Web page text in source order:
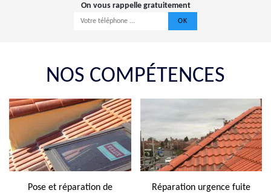
On vous rappelle gratuitement
NOS COMPÉTENCES
Pose et réparation de
Réparation urgence fuite